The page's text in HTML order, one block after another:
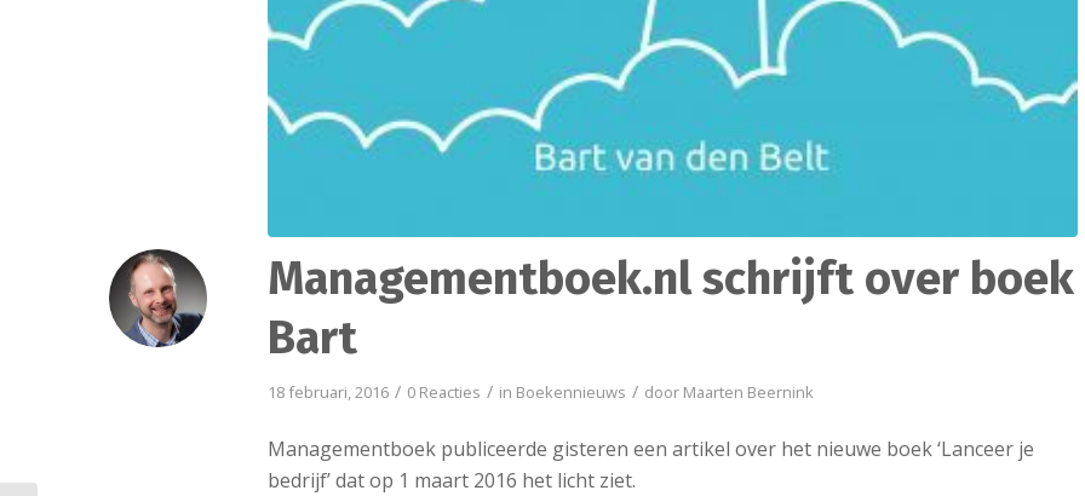
Managementboek.nl schrijft over boek
Bart
18 februari, 2016 / 0 Reacties / in Boekennieuws / door Maarten Beernink
Managementboek publiceerde gisteren een artikel over het nieuwe boek ‘Lanceer je
bedrijf’ dat op 1 maart 2016 het licht ziet.